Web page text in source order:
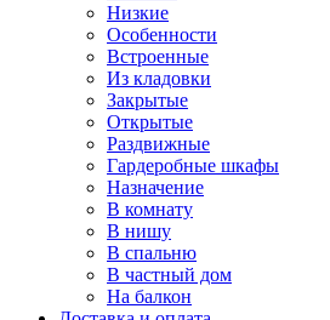
Низкие
Особенности
Встроенные
Из кладовки
Закрытые
Открытые
Раздвижные
Гардеробные шкафы
Назначение
В комнату
В нишу
В спальню
В частный дом
На балкон